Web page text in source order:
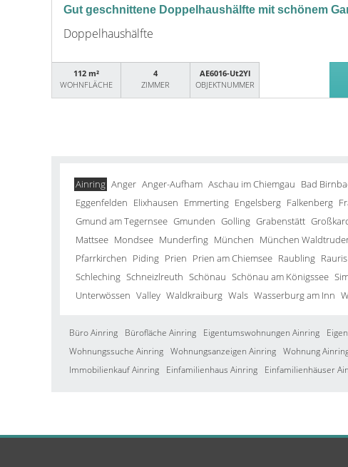
Gut geschnittene Doppelhaushälfte mit schönem
Doppelhaushälfte
112 m²
WOHNFLÄCHE
4
ZIMMER
AE6016-Ut2Yl
OBJEKTNUMMER
Ainring Anger Anger-Aufham Aschau im Chiemgau Bad
Eggenfelden Elixhausen Emmerting Engelsberg Falkenberg
Gmund am Tegernsee Gmunden Golling Grabenstätt
Mattsee Mondsee Munderfing München München
Pfarrkirchen Piding Prien Prien am Chiemsee Raubling Rauris
Schleching Schneizlreuth Schönau Schönau am Königssee
Unterwössen Valley Waldkraiburg Wals Wasserburg am Inn
Büro Ainring Bürofläche Ainring Eigentumswohnungen Ainring
Wohnungssuche Ainring Wohnungsanzeigen Ainring Wohnung
Immobilienkauf Ainring
Einfamilienhaus Ainring Einfamilienhäuser